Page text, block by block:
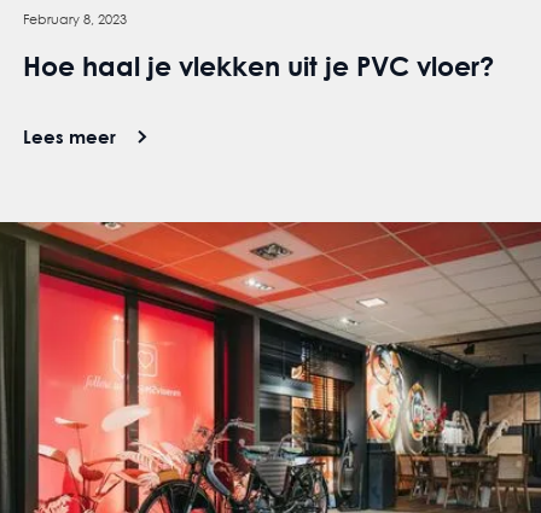
February 8, 2023
Hoe haal je vlekken uit je PVC vloer?
Lees meer